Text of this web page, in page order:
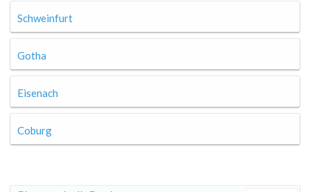
Schweinfurt
Gotha
Eisenach
Coburg